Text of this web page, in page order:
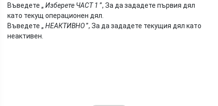
Въведете „ Изберете ЧАСТ 1 ”, За да зададете първия дял
като текущ операционен дял.
Въведете „ НЕАКТИВНО”, За да зададете текущия дял като
неактивен.